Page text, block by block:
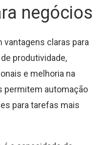
negócios
vantagens claras para
produtividade,
e melhoria na
permitem automação
para tarefas mais